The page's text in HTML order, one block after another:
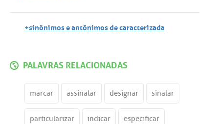
+sinônimos e antônimos de caracterizada
PALAVRAS RELACIONADAS
marcar assinalar designar sinalar
particularizar indicar especificar